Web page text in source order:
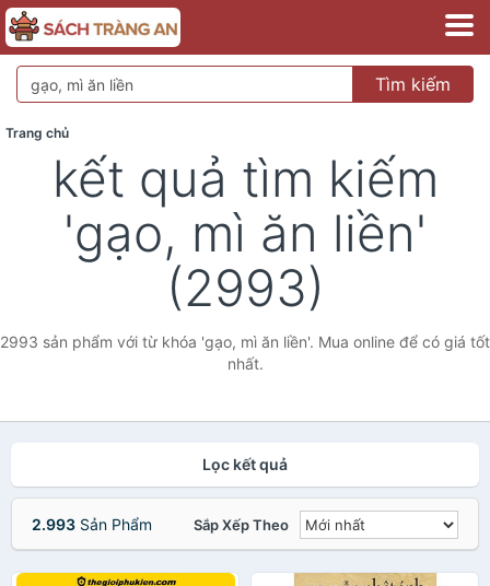
Tìm kiếm
Trang chủ
kết quả tìm kiếm
'gạo, mì ăn liền'
(2993)
2993 sản phẩm với từ khóa 'gạo, mì ăn liền'. Mua online để có giá tốt
nhất.
Lọc kết quả
2.993 Sản Phẩm Sắp Xếp Theo